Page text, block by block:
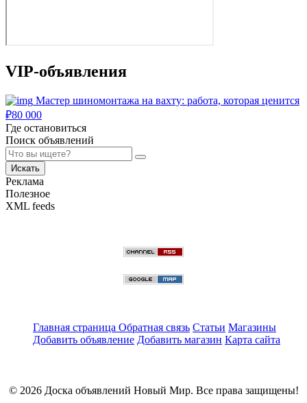
VIP-объявления
Мастер шиномонтажа на вахту: работа, которая ценится
₽80 000
Где остановиться
Поиск объявлений
Искать
Реклама
Полезное
XML feeds
Главная страница Обратная связь Статьи Магазины
Добавить объявление Добавить магазин Карта сайта
© 2026 Доска объявлений Новый Мир. Все права защищены!